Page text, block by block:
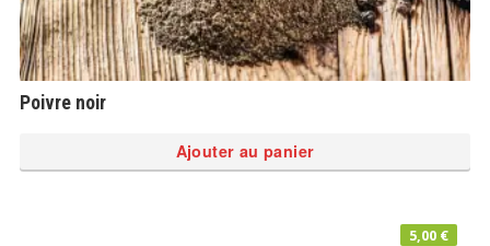
Poivre noir
Ajouter au panier
5,00 €